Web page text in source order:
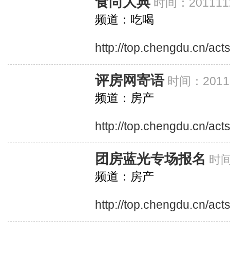
频道：吃喝
http://top.chengdu.cn/
评房网寄语 时间：
频道：房产
http://top.chengdu.cn/
团房蓝光专场报名 时
频道：房产
http://top.chengdu.cn/